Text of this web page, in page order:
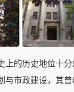
上的历史地位十
与市政建设，其